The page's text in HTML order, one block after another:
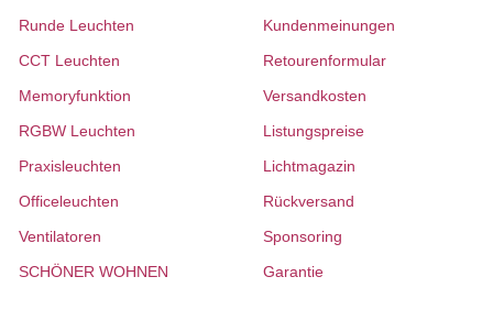
Runde Leuchten
CCT Leuchten
Memoryfunktion
RGBW Leuchten
Praxisleuchten
Officeleuchten
Ventilatoren
SCHÖNER WOHNEN
Kundenmeinungen
Retourenformular
Versandkosten
Listungspreise
Lichtmagazin
Rückversand
Sponsoring
Garantie